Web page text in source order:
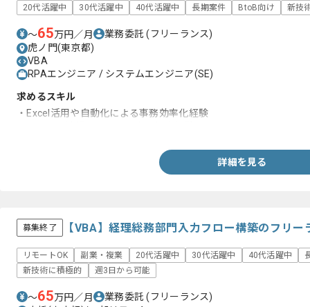
20代活躍中 30代活躍中 40代活躍中 長期案件 BtoB向け 新技
〜65万円／月 業務委託(フリーランス)
虎ノ門(東京都)
VBA
RPAエンジニア / システムエンジニア(SE)
求めるスキル
・Excel活用や自動化による事務効率化経験
詳細を見る
募集終了 【VBA】経理総務部門入力フロー構築のフリ
リモートOK 副業・複業 20代活躍中 30代活躍中 40代活躍中
新技術に積極的
週3日から可能
〜65万円／月 業務委託(フリーランス)